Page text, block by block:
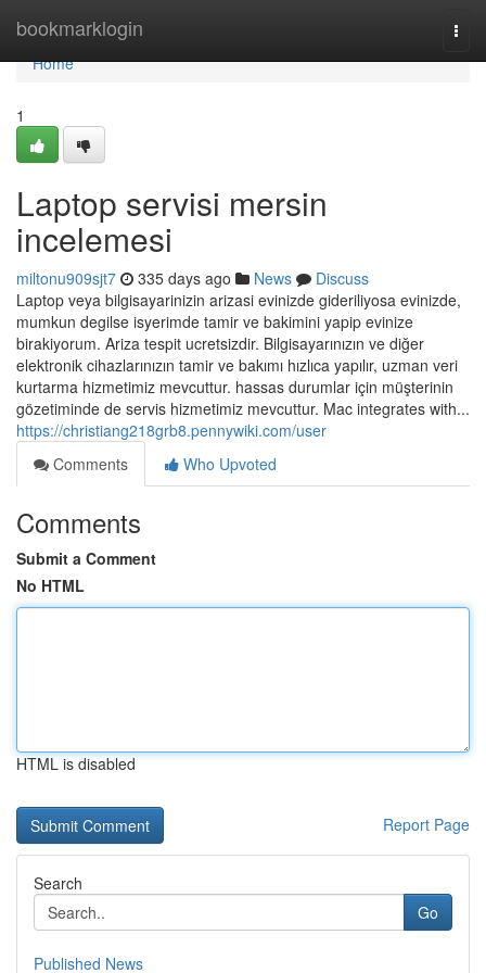
bookmarklogin
Home
Home
1
Laptop servisi mersin
incelemesi
miltonu909sjt7 335 days ago News
Discuss
Laptop veya bilgisayarinizin arizasi evinizde gideriliyosa evinizde,
mumkun degilse isyerimde tamir ve bakimini yapip evinize
birakiyorum. Ariza tespit ucretsizdir. Bilgisayarınızın ve diğer
elektronik cihazlarınızın tamir ve bakımı hızlıca yapılır, uzman veri
kurtarma hizmetimiz mevcuttur. hassas durumlar için müşterinin
gözetiminde de servis hizmetimiz mevcuttur. Mac integrates with...
https://christiang218grb8.pennywiki.com/user
Comments
Who Upvoted
Comments
Submit a Comment
No HTML
HTML is disabled
Report Page
Search
Go
Published News